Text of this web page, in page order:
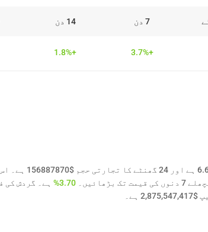
7 دن 14 دن
+3.7%
+1.8%
تک بڑھائیں۔ 3.70%